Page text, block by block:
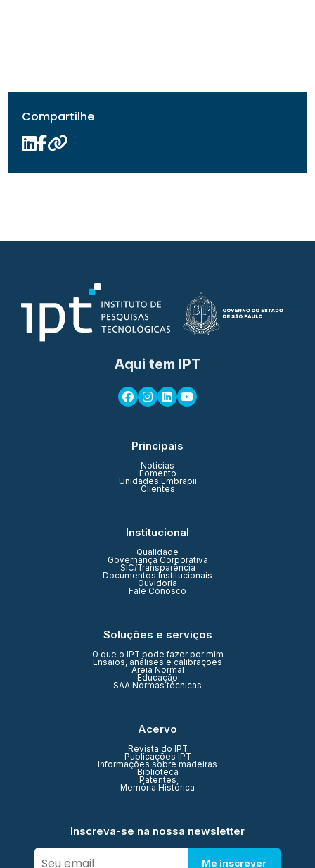
Compartilhe
Aqui tem IPT
Principais
Notícias
Fomento
Unidades Embrapii
Clientes
Institucional
Qualidade
Governança Corporativa
SIC/Transparência
Documentos Institucionais
Ouvidoria
Fale Conosco
Soluções e serviços
O que o IPT pode fazer por mim
Ensaios, análises e calibrações
Areia Normal
Educação
SAA Normas técnicas
Acervo
Revista do IPT
Publicações IPT
Informações sobre madeiras
Biblioteca
Patentes
Memória Histórica
Inscreva-se na nossa newsletter
Me inscrever